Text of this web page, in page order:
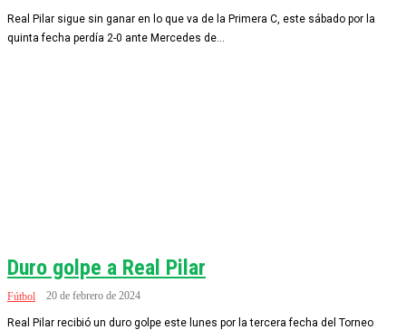
Real Pilar sigue sin ganar en lo que va de la Primera C, este sábado por la
quinta fecha perdía 2-0 ante Mercedes de...
Duro golpe a Real Pilar
Fútbol 20 de febrero de 2024
Real Pilar recibió un duro golpe este lunes por la tercera fecha del Torneo